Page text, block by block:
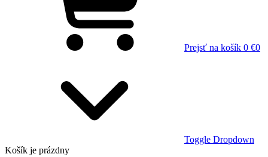
Prejsť na košík 0 €0
Toggle Dropdown
Košík je prázdny